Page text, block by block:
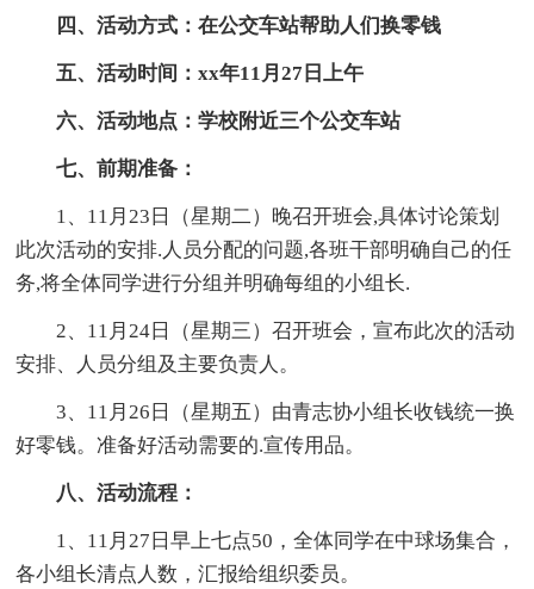
四、活动方式：在公交车站帮助人们换零钱
五、活动时间：xx年11月27日上午
六、活动地点：学校附近三个公交车站
七、前期准备：
1、11月23日（星期二）晚召开班会,具体讨论策划
此次活动的安排.人员分配的问题,各班干部明确自己的任
务,将全体同学进行分组并明确每组的小组长.
2、11月24日（星期三）召开班会，宣布此次的活动
安排、人员分组及主要负责人。
3、11月26日（星期五）由青志协小组长收钱统一换
好零钱。准备好活动需要的.宣传用品。
八、活动流程：
1、11月27日早上七点50，全体同学在中球场集合，
各小组长清点人数，汇报给组织委员。